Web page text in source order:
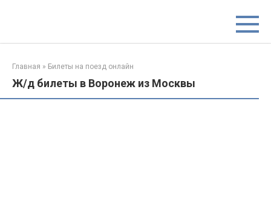
Главная » Билеты на поезд онлайн
Ж/д билеты в Воронеж из Москвы